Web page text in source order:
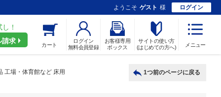
！
請求
カート
ログイン
無料会員登録
お客様専用
ボックス
サイトの使い方
(はじめての方へ)
メニュー
ようこそ ゲスト 様 ログイン
工場・体育館など 床用 1つ前のページに戻る